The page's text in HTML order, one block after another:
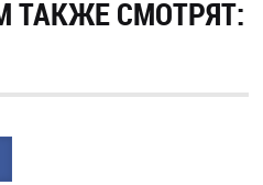
ТАКЖЕ СМОТРЯТ: